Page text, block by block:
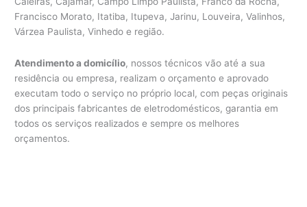
Francisco Morato, Itatiba, Itupeva, Jarinu, Louveira, Valinhos,
Várzea Paulista, Vinhedo e região.
Atendimento a domicílio, nossos técnicos vão até a sua
residência ou empresa, realizam o orçamento e aprovado
executam todo o serviço no próprio local, com peças originais
dos principais fabricantes de eletrodomésticos, garantia em
todos os serviços realizados e sempre os melhores
orçamentos.